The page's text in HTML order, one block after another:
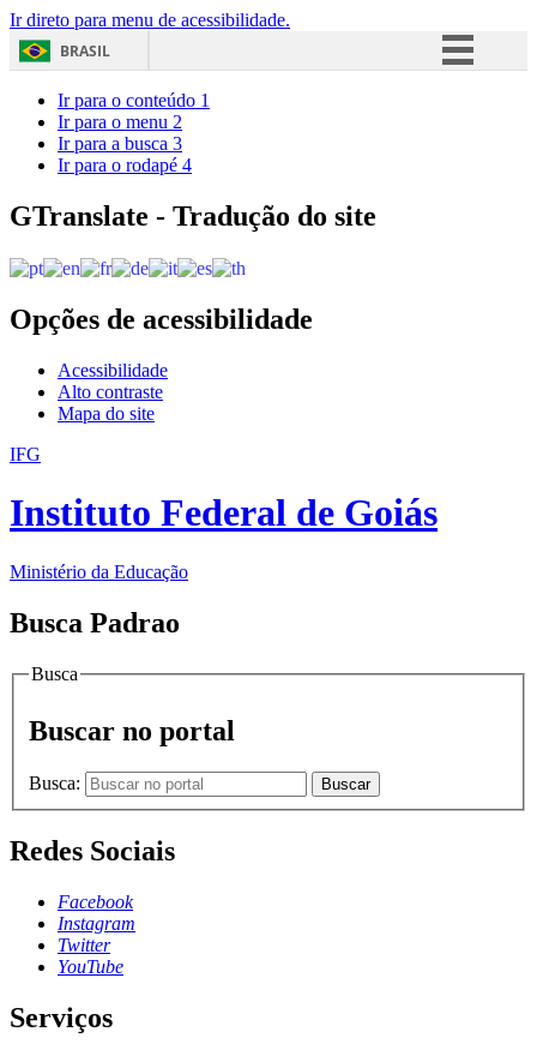
Ir direto para menu de acessibilidade.
BRASIL
Acesso à informação
Ir para o conteúdo 1
Ir para o menu 2
Ir para a busca 3
Ir para o rodapé 4
GTranslate - Tradução do site
Opções de acessibilidade
Acessibilidade
Alto contraste
Mapa do site
IFG
Instituto Federal de Goiás
Ministério da Educação
Busca Padrao
Busca
Buscar no portal
Busca: Buscar
Redes Sociais
Facebook
Instagram
Twitter
YouTube
Serviços